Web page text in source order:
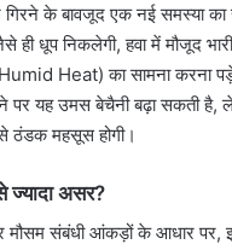
गिरने के बावजूद एक नई समस्या
ही धूप निकलेगी, हवा में मौजूद
Heat) का सामना करना
पर यह उमस बेचैनी बढ़ा सकती
से ठंडक महसूस होगी।
ज्यादा असर?
मौसम संबंधी आंकड़ों के आधार पर,